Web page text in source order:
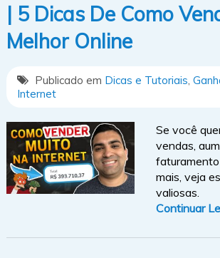
| 5 Dicas De Como
Melhor Online
Publicado em Dicas e Tutoriais
Internet
Se você
vendas,
mais, veja
valiosas.
Continuar